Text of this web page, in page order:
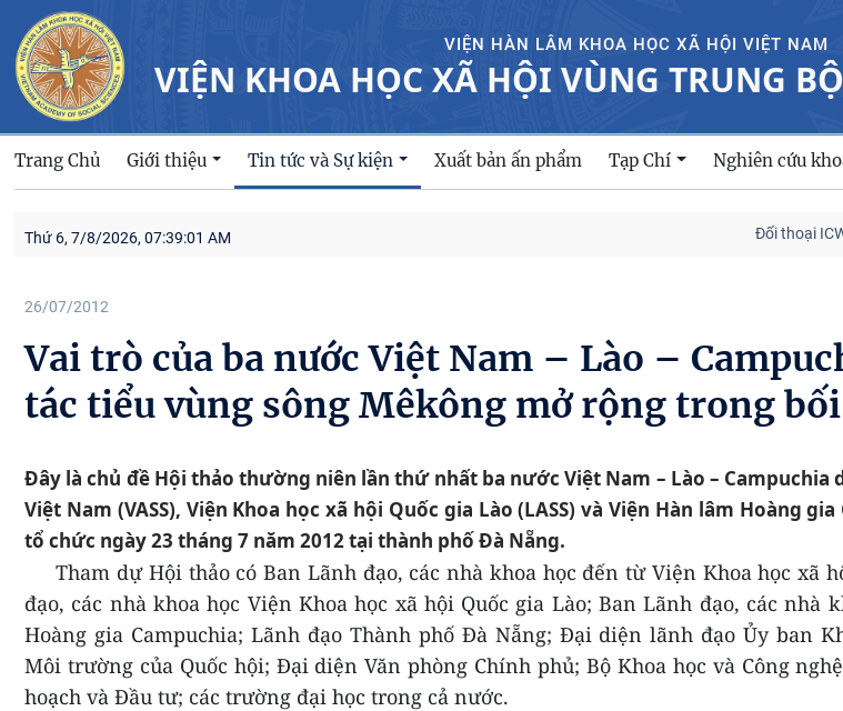
VIỆN HÀN LÂM KHOA HỌC XÃ HỘI VIỆT NAM
VIỆN KHOA HỌC XÃ HỘI VÙNG TRUNG
Trang Chủ Giới thiệu Tin tức và Sự kiện Xuất bản ấn phẩm Tạp Chí Nghiên cứu
Thứ 6, 7/8/2026, 07:39:02 AM Đối thoại ICWA –
26/07/2012
Vai trò của ba nước Việt Nam – Lào –
tác tiểu vùng sông Mêkông mở rộng trong
Đây là chủ đề Hội thảo thường niên lần thứ nhất ba nước Việt Nam – Lào – Campuchia
Việt Nam (VASS), Viện Khoa học xã hội Quốc gia Lào (LASS) và Viện Hàn lâm Hoàng
tổ chức ngày 23 tháng 7 năm 2012 tại thành phố Đà Nẵng.
Tham dự Hội thảo có Ban Lãnh đạo, các nhà khoa học đến từ Viện Khoa học xã
đạo, các nhà khoa học Viện Khoa học xã hội Quốc gia Lào; Ban Lãnh đạo, các nhà
Hoàng gia Campuchia; Lãnh đạo Thành phố Đà Nẵng; Đại diện lãnh đạoỦy ban
Môi trường của Quốc hội; Đại diện Văn phòng Chính phủ; Bộ Khoa học và Công
hoạch và Đầu tư; các trường đại học trong cả nước.